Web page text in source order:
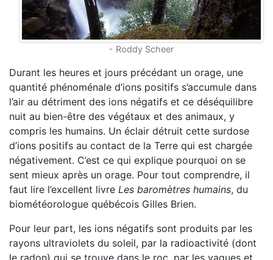
- Roddy Scheer
Durant les heures et jours précédant un orage, une
quantité phénoménale d’ions positifs s’accumule dans
l’air au détriment des ions négatifs et ce déséquilibre
nuit au bien-être des végétaux et des animaux, y
compris les humains. Un éclair détruit cette surdose
d’ions positifs au contact de la Terre qui est chargée
négativement. C’est ce qui explique pourquoi on se
sent mieux après un orage. Pour tout comprendre, il
faut lire l’excellent livre Les baromètres humains, du
biométéorologue québécois Gilles Brien.
Pour leur part, les ions négatifs sont produits par les
rayons ultraviolets du soleil, par la radioactivité (dont
le radon) qui se trouve dans le roc, par les vagues et